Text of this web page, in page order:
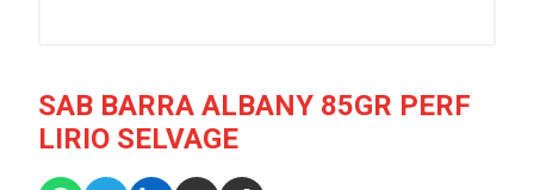
SAB BARRA ALBANY 85GR PERF
LIRIO SELVAGE